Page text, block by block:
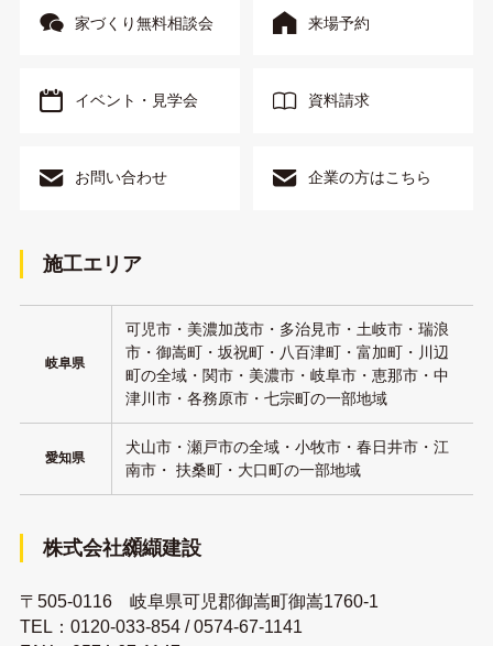
家づくり無料相談会 来場予約
イベント・見学会 資料請求
お問い合わせ 企業の方はこちら
施工エリア
岐阜県
可児市・美濃加茂市・多治見市・土岐市・瑞浪
市・御嵩町・坂祝町・八百津町・富加町・川辺
町の全域・関市・美濃市・岐阜市・恵那市・中
津川市・各務原市・七宗町の一部地域
愛知県
犬山市・瀬戸市の全域・小牧市・春日井市・江
南市・ 扶桑町・大口町の一部地域
株式会社纐纈建設
〒505-0116 岐阜県可児郡御嵩町御嵩1760-1
TEL： 0120-033-854/0574-67-1141